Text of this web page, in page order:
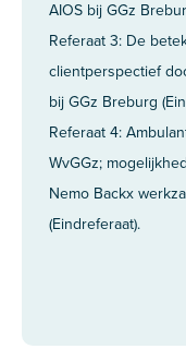
AIOS bij GGz
Referaat 3: De
clientperspectief
bij GGz Breburg
Referaat 4:
WvGGz;
Nemo Backx
(Eindreferaat).